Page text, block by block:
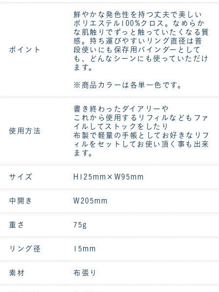
ポイント
鮮やかな発色性を持つ丈夫で美しい
ポリエステル100%クロス。なめらか
な肌触りでずっと触っていたくなる質
感。持ち運びやすいリング直径は普
段使いにも保存用バインダーとして
も、どんなシーンにも使っていただけ
ます。
※商品カラーは各単一色です。
使用方法
書き終わったダイアリーや
これから使用するリフィルなどもファ
イルしてストックをしたり
布製で軽量の手帳としてお好きなリフ
ィルをセットしてお使い頂く事も出来
ます。
サイズ H125mm×W95mm
中開き W205mm
重さ 75g
リング径 15mm
素材 布張り